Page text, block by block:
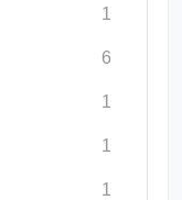
1
6
1
1
1